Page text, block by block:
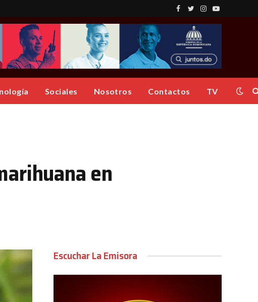
Facebook
TwitterInstagram
YouTube
Sociales Nosotros Contactos TV
en
Escuchar La Emisora